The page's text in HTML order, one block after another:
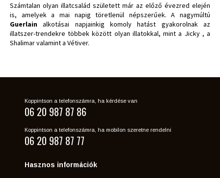
Számtalan olyan illatcsalád született már az előző évezred elején
is, amelyek a mai napig töretlenül népszerűek. A nagymúltú
Guerlainalkotásai napjainkig komoly hatást gyakorolnak az
illatszer-trendekre többek között olyan illatokkal, mint a Jicky , a
Shalimar valamint a Vétiver.
Koppintson a telefonszámra, ha kérdése van
06 20 987 87 86
Koppintson a telefonszámra, ha mobilon szeretne rendelni
06 20 987 87 77
Hasznos információk